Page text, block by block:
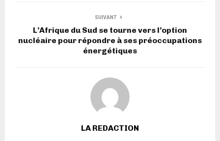
SUIVANT
L’Afrique du Sud se tourne vers l’option
nucléaire pour répondre à ses préoccupations
énergétiques
LA REDACTION